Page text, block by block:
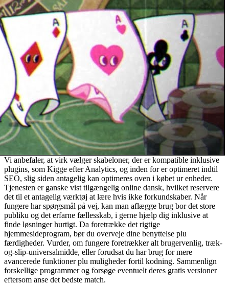
Vi anbefaler, at virk vælger skabeloner, der er kompatible inklusive
plugins, som Kigge efter Analytics, og inden for er optimeret indtil
SEO, slig siden antagelig kan optimeres oven i købet ur enheder.
Tjenesten er ganske vist tilgængelig online dansk, hvilket reservere
det til et antagelig værktøj at lære hvis ikke forkundskaber. Når
fungere har spørgsmål på vej, kan man aflægge brug bor det store
publiku og det erfarne fællesskab, i gerne hjælp dig inklusive at
finde løsninger hurtigt. Da foretrække det rigtige
hjemmesideprogram, bør du overveje dine benyttelse plu
færdigheder. Vurder, om fungere foretrækker alt brugervenlig, træk-
og-slip-universalmidde, eller forudsat du har brug for mere
avancerede funktioner plu muligheder fortil kodning. Sammenlign
forskellige programmer og forsøge eventuelt deres gratis versioner
eftersom anse det bedste match.